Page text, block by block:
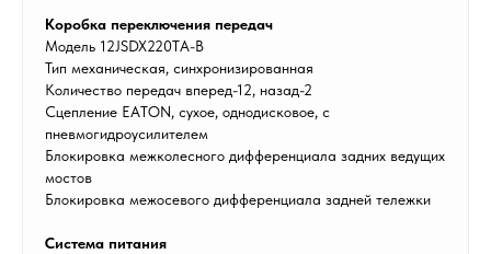
Коробка переключения передач
Модель 12JSDX220TA-B
Тип механическая, синхронизированная
Количество передач вперед-12, назад-2
Сцепление EATON, сухое, однодисковое, с
пневмогидроусилителем
Блокировка межколесного дифференциала задних ведущих
мостов
Блокировка межосевого дифференциала задней тележки
Система питания